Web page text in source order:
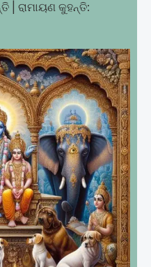
| ରାମାୟଣ କୁହନ୍ତି: